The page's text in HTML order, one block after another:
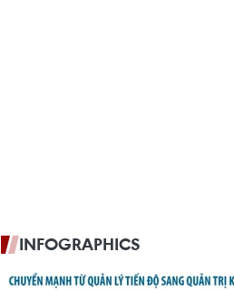
INFOGRAPHICS